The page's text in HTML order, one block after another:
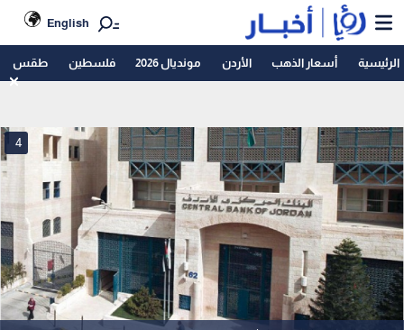
English
الرئيسية أسعار الذهب الأردن مونديال 2026 فلسطين طقس
4